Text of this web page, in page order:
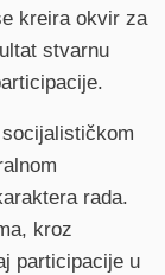
kreira okvir za
stvarnu
rada.
kroz
participacije u